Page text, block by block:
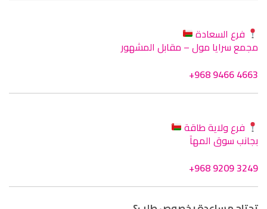
فرع السعادة
مجمع سرايا مول – مقابل المشهور
+968 9466 4663
فرع ولاية طاقة
بجانب سوق المهآ
+968 9209 3249